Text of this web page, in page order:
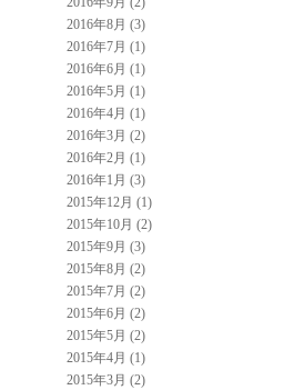
2016年8月 (3)
2016年7月 (1)
2016年6月 (1)
2016年5月 (1)
2016年4月 (1)
2016年3月 (2)
2016年2月 (1)
2016年1月 (3)
2015年12月 (1)
2015年10月 (2)
2015年9月 (3)
2015年8月 (2)
2015年7月 (2)
2015年6月 (2)
2015年5月 (2)
2015年4月 (1)
2015年3月 (2)